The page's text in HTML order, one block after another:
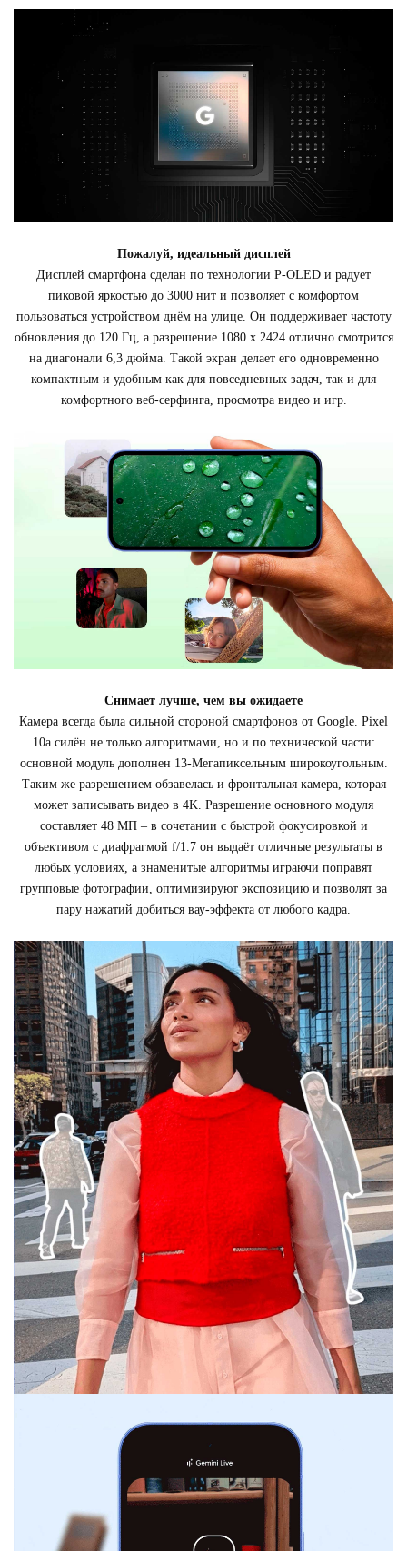
Пожалуй, идеальный дисплей
Дисплей смартфона сделан по технологии P-OLED и радует
пиковой яркостью до 3000 нит и позволяет с комфортом
пользоваться устройством днём на улице. Он поддерживает частоту
обновления до 120 Гц, а разрешение 1080 x 2424 отлично смотрится
на диагонали 6,3 дюйма. Такой экран делает его одновременно
компактным и удобным как для повседневных задач, так и для
комфортного веб-серфинга, просмотра видео и игр.
Снимает лучше, чем вы ожидаете
Камера всегда была сильной стороной смартфонов от Google. Pixel
10a силён не только алгоритмами, но и по технической части:
основной модуль дополнен 13-Мегапиксельным широкоугольным.
Таким же разрешением обзавелась и фронтальная камера, которая
может записывать видео в 4K. Разрешение основного модуля
составляет 48 МП – в сочетании с быстрой фокусировкой и
объективом с диафрагмой f/1.7 он выдаёт отличные результаты в
любых условиях, а знаменитые алгоритмы играючи поправят
групповые фотографии, оптимизируют экспозицию и позволят за
пару нажатий добиться вау-эффекта от любого кадра.